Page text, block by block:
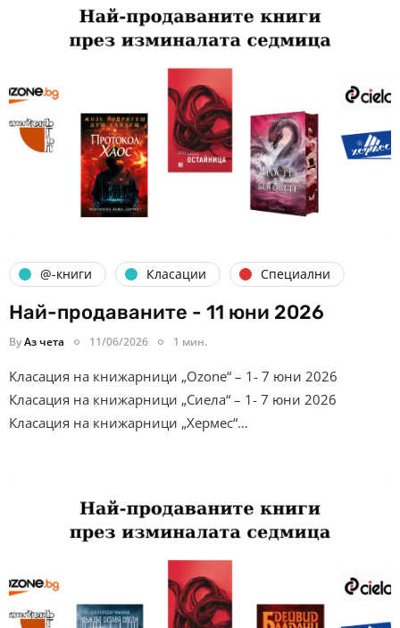
@-книги Класации Специални
Най-продаваните - 11 юни 2026
ByАз чета 11/06/2026 1 мин.
Класация на книжарници „Ozone“ – 1- 7 юни 2026
Класация на книжарници „Сиела“ – 1- 7 юни 2026
Класация на книжарници „Хермес“…